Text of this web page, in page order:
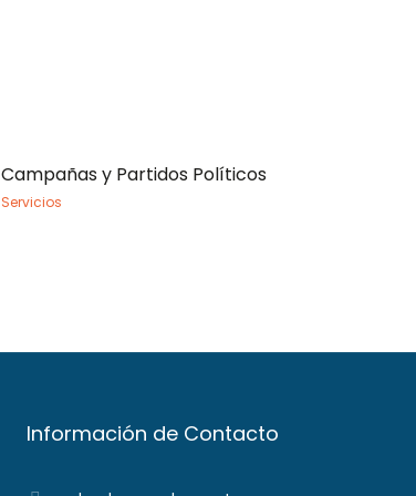
Campañas y Partidos Políticos
Servicios
Información de Contacto